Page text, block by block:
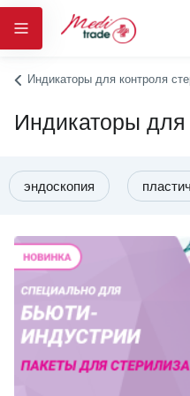
Индикаторы для контроля
Индикаторы для
эндоскопия